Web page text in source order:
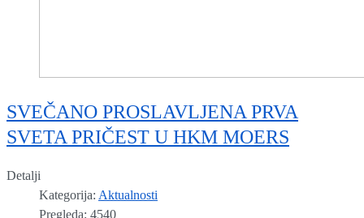
SVEČANO PROSLAVLJENA PRVA
SVETA PRIČEST U HKM MOERS
Detalji
Kategorija: Aktualnosti
Pregleda: 4540